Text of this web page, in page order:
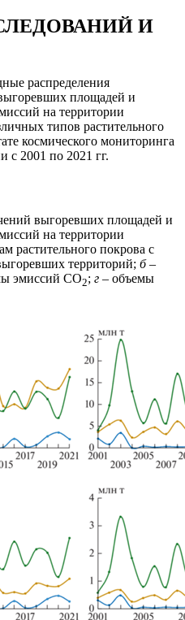
И
распределения
площадей и
на территории
типов растительного
космического мониторинга
с 2001 по 2021 гг.
выгоревших площадей и
на территории
растительного покрова с
территорий; б–
эмиссий CO2; г – объемы